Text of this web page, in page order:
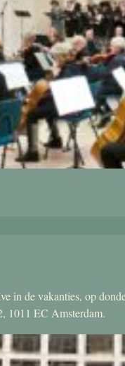
in de vakanties, op
1011 EC Amsterdam.